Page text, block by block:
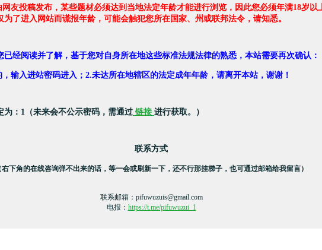
网友投稿发布，某些题材必须达到当地法定年龄才能进行浏览，因此您必须年满18岁以
为了进入网站而谎报年龄，可能会触犯您所在国家、州或联邦法令，请知悉。
已经阅读并了解，基于您对自身所在地这些标准法规法律的熟悉，本站需要再次确认：
，输入进站密码进入；2.未达所在地辖区的法定成年年龄，请离开本站，谢谢！
为：1（未来会不公示密码，需通过 链接 进行获取。）
联系方式
右下角的在线咨询弹不出来的话，等一会或刷新一下，还不行那挂梯子，也可通过邮箱给我留言）
联系邮箱： pifuwuzuis@gmail.com
电报： https://t.me/pifuwuzui_1